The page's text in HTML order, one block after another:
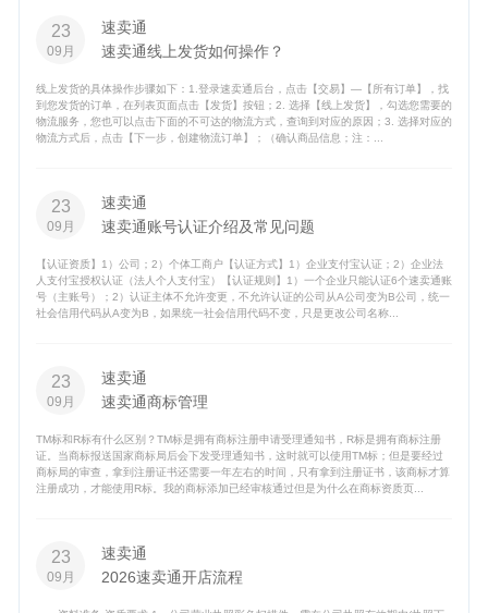
23
09月
速卖通
速卖通线上发货如何操作？
线上发货的具体操作步骤如下：1.登录速卖通后台，点击【交易】—【所有订单】，找
到您发货的订单，在列表页面点击【发货】按钮；2. 选择【线上发货】，勾选您需要的
物流服务，您也可以点击下面的不可达的物流方式，查询到对应的原因；3. 选择对应的
物流方式后，点击【下一步，创建物流订单】；（确认商品信息；注：...
23
09月
速卖通
速卖通账号认证介绍及常见问题
【认证资质】1）公司；2）个体工商户【认证方式】1）企业支付宝认证；2）企业法
人支付宝授权认证（法人个人支付宝）【认证规则】1）一个企业只能认证6个速卖通账
号（主账号）；2）认证主体不允许变更，不允许认证的公司从A公司变为B公司，统一
社会信用代码从A变为B，如果统一社会信用代码不变，只是更改公司名称...
23
09月
速卖通
速卖通商标管理
TM标和R标有什么区别？TM标是拥有商标注册申请受理通知书，R标是拥有商标注册
证。当商标报送国家商标局后会下发受理通知书，这时就可以使用TM标；但是要经过
商标局的审查，拿到注册证书还需要一年左右的时间，只有拿到注册证书，该商标才算
注册成功，才能使用R标。我的商标添加已经审核通过但是为什么在商标资质页...
23
09月
速卖通
2026速卖通开店流程